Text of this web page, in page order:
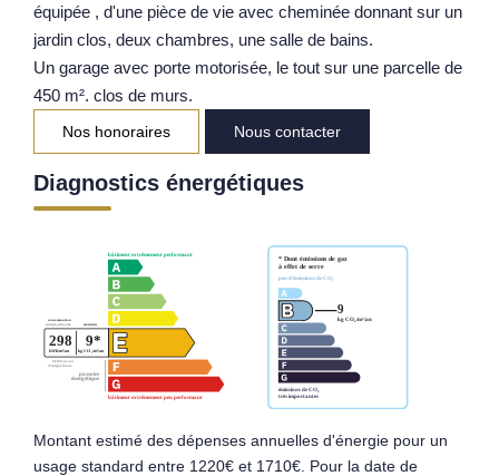
Notre Équipe
Nos Actualités
Avis Clients
EXTRANET
équipée , d'une pièce de vie avec cheminée donnant sur un
jardin clos, deux chambres, une salle de bains.
Un garage avec porte motorisée, le tout sur une parcelle de
450 m². clos de murs.
Nos honoraires Nous contacter
Diagnostics énergétiques
Montant estimé des dépenses annuelles d'énergie pour un
usage standard entre 1220€ et 1710€. Pour la date de